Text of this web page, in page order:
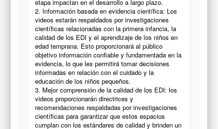
etapa impactan en el desarrollo a largo plazo.
2. Información basada en evidencia científica: Los
videos estarán respaldados por investigaciones
científicas relacionadas con la primera infancia, la
calidad de los EDI y el aprendizaje de los niños en
edad temprana. Esto proporcionará al público
objetivo información confiable y fundamentada en la
evidencia, lo que les permitirá tomar decisiones
informadas en relación con el cuidado y la
educación de los niños pequeños.
3. Mejor comprensión de la calidad de los EDI: los
videos proporcionarán directrices y
recomendaciones respaldadas por investigaciones
científicas para garantizar que estos espacios
cumplan con los estándares de calidad y brinden un